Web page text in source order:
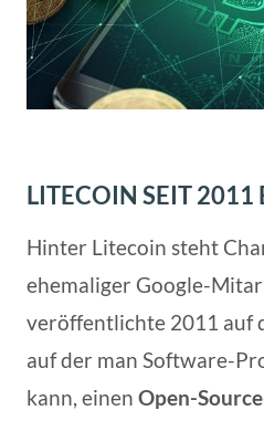
LITECOIN SEIT 2011
Hinter Litecoin steht
ehemaliger Google-
veröffentlichte 2011 auf
auf der man Software-
kann, einen Open-